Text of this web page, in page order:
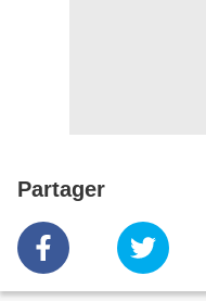
Partager